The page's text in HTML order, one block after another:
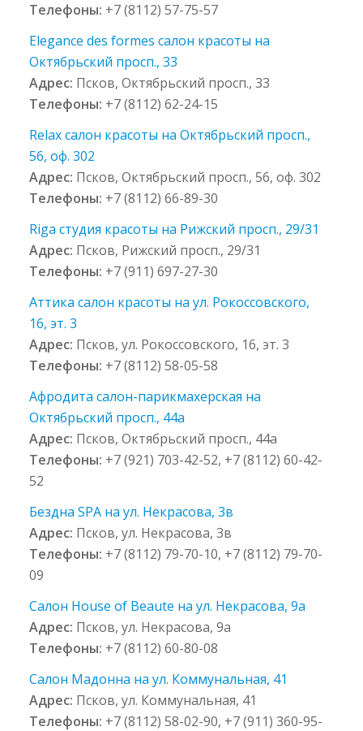
Телефоны: +7 (8112) 57-75-57
Elegance des formes салон красоты на
Октябрьский просп., 33
Адрес: Псков, Октябрьский просп., 33
Телефоны: +7 (8112) 62-24-15
Relax салон красоты на Октябрьский просп.,
56, оф. 302
Адрес: Псков, Октябрьский просп., 56, оф. 302
Телефоны: +7 (8112) 66-89-30
Riga студия красоты на Рижский просп., 29/31
Адрес: Псков, Рижский просп., 29/31
Телефоны: +7 (911) 697-27-30
Аттика салон красоты на ул. Рокоссовского,
16, эт. 3
Адрес: Псков, ул. Рокоссовского, 16, эт. 3
Телефоны: +7 (8112) 58-05-58
Афродита салон-парикмахерская на
Октябрьский просп., 44а
Адрес: Псков, Октябрьский просп., 44а
Телефоны: +7 (921) 703-42-52, +7 (8112) 60-42-
52
Бездна SPA на ул. Некрасова, 3в
Адрес: Псков, ул. Некрасова, 3в
Телефоны: +7 (8112) 79-70-10, +7 (8112) 79-70-
09
Салон House of Beaute на ул. Некрасова, 9а
Адрес: Псков, ул. Некрасова, 9а
Телефоны: +7 (8112) 60-80-08
Салон Мадонна на ул. Коммунальная, 41
Адрес: Псков, ул. Коммунальная, 41
Телефоны: +7 (8112) 58-02-90, +7 (911) 360-95-